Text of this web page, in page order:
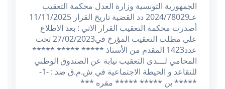
الجمهورية التونسية وزارة العدل محكمة التعقيب
عـ2024/78029 دد القضية تاريخ القرار 11/11/2025
أصدرت محكمة التعقيب القرار الاتي : بعد الاطلاع
على مطلب التعقيب المؤرخ في27/02/2023 تحت
عدد1423 المقدم من الأستاذ ***** ***** *****
المحامي لـــدى التعقيب نيابة عن الصندوق الوطني
للتقاعد و الحيطة الاجتماعية في ش.م.ق ضد : -1-
***** بن ***** ***** مقره ***